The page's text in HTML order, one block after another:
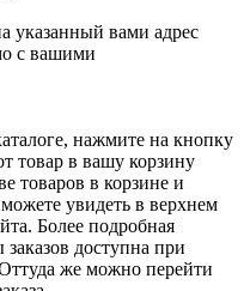
указанный вами адрес
с вашими
нажмите на кнопку
товар в вашу корзину
товаров в корзине и
увидеть в верхнем
Более подробная
доступна при
же можно перейти